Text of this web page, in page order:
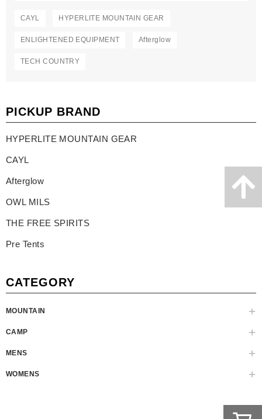
CAYL HYPERLITE MOUNTAIN GEAR
ENLIGHTENED EQUIPMENT Afterglow
TECH COUNTRY
PICKUP BRAND
HYPERLITE MOUNTAIN GEAR
CAYL
Afterglow
OWL MILS
THE FREE SPIRITS
Pre Tents
CATEGORY
MOUNTAIN
CAMP
MENS
WOMENS